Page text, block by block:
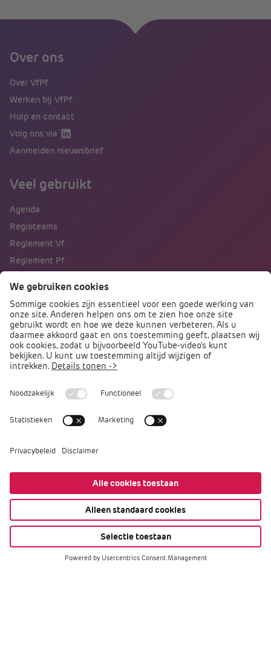
Over ons
Over VfPf
Werken bij VfPf
Hulp en contact
Volg ons via
Aanmelden nieuwsbrief
Veel gebruikt
Agenda
Regioteams
Reglement Vf
Reglement Pf
Direct naar
Podcast PO praat
Arbocatalogus PO
Arbomeester